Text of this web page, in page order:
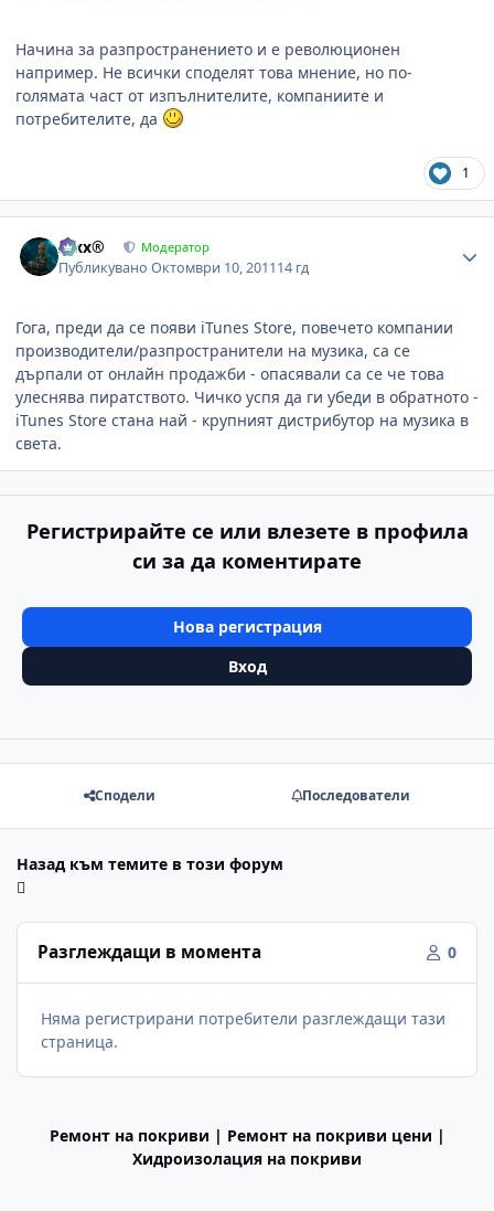
Начина за разпространението и е революционен
например. Не всички споделят това мнение, но по-
голямата част от изпълнителите, компаниите и
потребителите, да
1
Alxx® Модератор
ПубликуваноОктомври 10, 201114 гд
Гога, преди да се появи iTunes Store, повечето компании
производители/разпространители на музика, са се
дърпали от онлайн продажби - опасявали са се че това
улеснява пиратството. Чичко успя да ги убеди в обратното -
iTunes Store стана най - крупният дистрибутор на музика в
света.
Регистрирайте се или влезете в профила
си за да коментирате
Нова регистрация
Вход
Сподели Последователи
Назад към темите в този форум
Разглеждащи в момента 0
Няма регистрирани потребители разглеждащи тази
страница.
Ремонт на покриви | Ремонт на покриви цени |
Хидроизолация на покриви